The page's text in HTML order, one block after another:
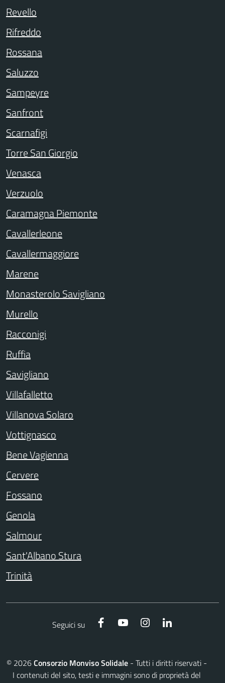
Revello
Rifreddo
Rossana
Saluzzo
Sampeyre
Sanfront
Scarnafigi
Torre San Giorgio
Venasca
Verzuolo
Caramagna Piemonte
Cavallerleone
Cavallermaggiore
Marene
Monasterolo Savigliano
Murello
Racconigi
Ruffia
Savigliano
Villafalletto
Villanova Solaro
Vottignasco
Bene Vagienna
Cervere
Fossano
Genola
Salmour
Sant'Albano Stura
Trinità
Seguici su FacebookYouTubeInstagram
© 2026Consorzio Monviso Solidale- Tutti i diritti riservati -
I contenuti del sito, testi e immagini sono di proprietà del